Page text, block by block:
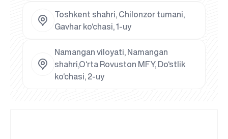
Toshkent shahri, Chilonzor tumani,
Gavhar ko‘chasi, 1-uy
Namangan viloyati, Namangan
shahri,O‘rta Rovuston MFY, Do‘stlik
ko‘chasi, 2-uy